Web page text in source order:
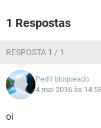
1 Respostas
RESPOSTA 1 / 1
Perfil bloqueado
4 mai 2016 às
oi